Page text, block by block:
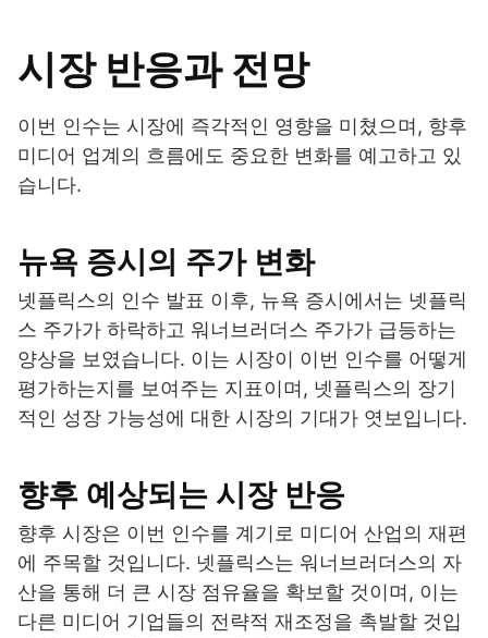
시장 반응과 전망
이번 인수는 시장에 즉각적인 영향을 미쳤으며, 향후
미디어 업계의 흐름에도 중요한 변화를 예고하고 있
습니다.
뉴욕 증시의 주가 변화
넷플릭스의 인수 발표 이후, 뉴욕 증시에서는 넷플릭
스 주가가 하락하고 워너브러더스 주가가 급등하는
양상을 보였습니다. 이는 시장이 이번 인수를 어떻게
평가하는지를 보여주는 지표이며, 넷플릭스의 장기
적인 성장 가능성에 대한 시장의 기대가 엿보입니다.
향후 예상되는 시장 반응
향후 시장은 이번 인수를 계기로 미디어 산업의 재편
에 주목할 것입니다. 넷플릭스는 워너브러더스의 자
산을 통해 더 큰 시장 점유율을 확보할 것이며, 이는
다른 미디어 기업들의 전략적 재조정을 촉발할 것입